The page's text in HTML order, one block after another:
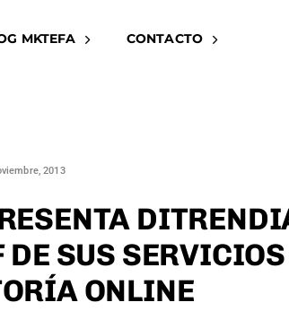
MKTEFA CONTACTO
2013
SUS
ONLINE